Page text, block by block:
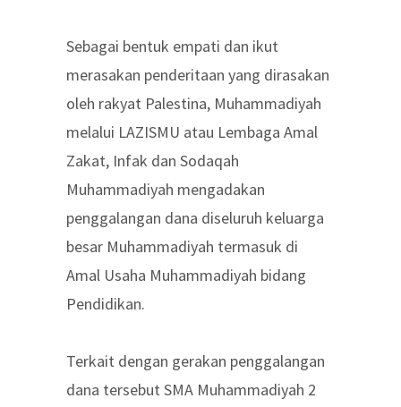
Sebagai bentuk empati dan ikut
merasakan penderitaan yang dirasakan
oleh rakyat Palestina, Muhammadiyah
melalui LAZISMU atau Lembaga Amal
Zakat, Infak dan Sodaqah
Muhammadiyah mengadakan
penggalangan dana diseluruh keluarga
besar Muhammadiyah termasuk di
Amal Usaha Muhammadiyah bidang
Pendidikan.
Terkait dengan gerakan penggalangan
dana tersebut SMA Muhammadiyah 2